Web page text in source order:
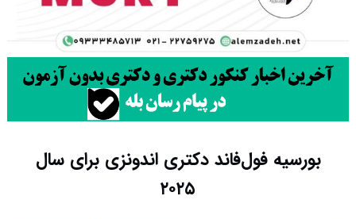
بورسیه فول‌فاند دکتری اندونزی برای سال
۲۰۲۵